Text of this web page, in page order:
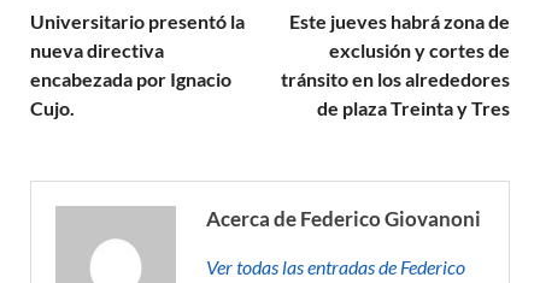
Universitario presentó la
nueva directiva
encabezada por Ignacio
Cujo.
Este jueves habrá zona de
exclusión y cortes de
tránsito en los alrededores
de plaza Treinta y Tres
Acerca de Federico Giovanoni
Ver todas las entradas de Federico